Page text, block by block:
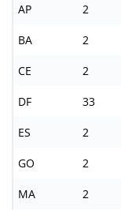
AP 2
BA 2
CE 2
DF 33
ES 2
GO 2
MA 2